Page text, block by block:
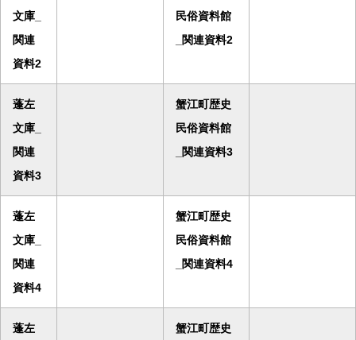
文庫_
関連
資料2
民俗資料館
_関連資料2
蓬左
文庫_
関連
資料3
蟹江町歴史
民俗資料館
_関連資料3
蓬左
文庫_
関連
資料4
蟹江町歴史
民俗資料館
_関連資料4
蓬左
蟹江町歴史